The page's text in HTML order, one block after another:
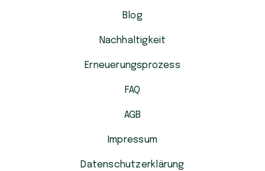
Blog
Nachhaltigkeit
Erneuerungsprozess
FAQ
AGB
Impressum
Datenschutzerklärung